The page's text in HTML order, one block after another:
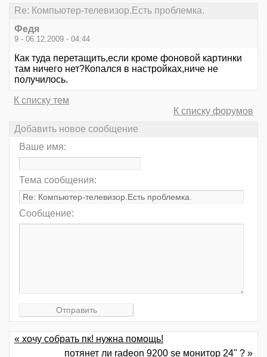
Re: Компьютер-телевизор.Есть проблемка.
Федя
9 - 06.12.2009 - 04:44
Как туда перетащить,если кроме фоновой картинки
там ничего нет?Копался в настройках,ниче не
получилось.
К списку тем
К списку форумов
Добавить новое сообщение
Ваше имя:
Тема сообщения:
Сообщение:
« хочу собрать пк! нужна помощь!
потянет ли radeon 9200 se монитор 24" ? »